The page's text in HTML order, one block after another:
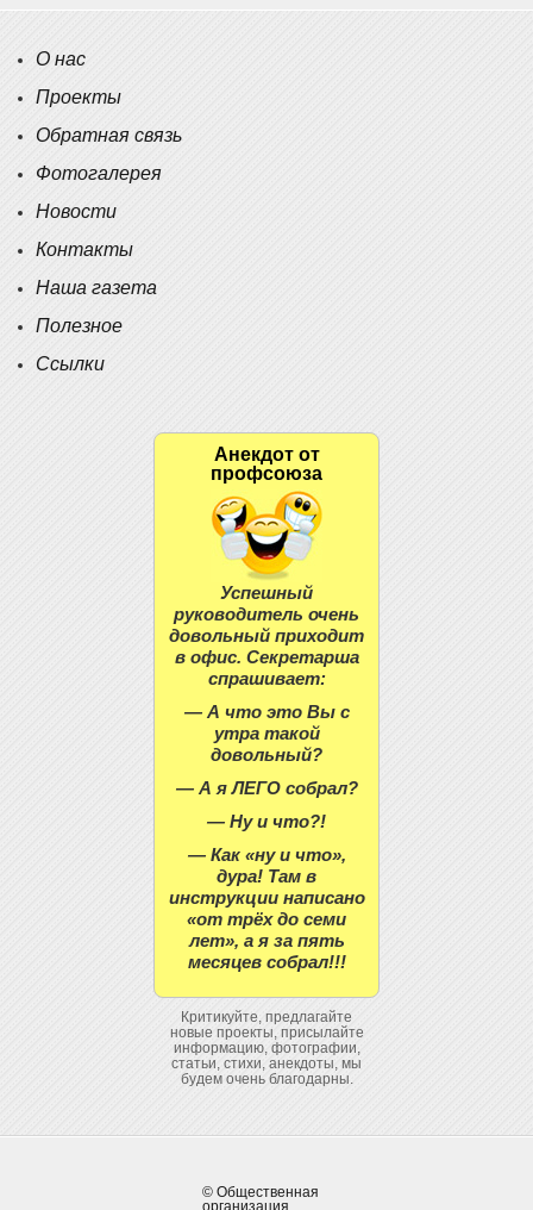
О нас
Проекты
Обратная связь
Фотогалерея
Новости
Контакты
Наша газета
Полезное
Ссылки
Анекдот от
профсоюза
Успешный
руководитель очень
довольный приходит
в офис. Секретарша
спрашивает:
— А что это Вы с
утра такой
довольный?
— А я ЛЕГО собрал?
— Ну и что?!
— Как «ну и что»,
дура! Там в
инструкции написано
«от трёх до семи
лет», а я за пять
месяцев собрал!!!
Критикуйте, предлагайте
новые проекты, присылайте
информацию, фотографии,
статьи, стихи, анекдоты, мы
будем очень благодарны.
© Общественная
организация